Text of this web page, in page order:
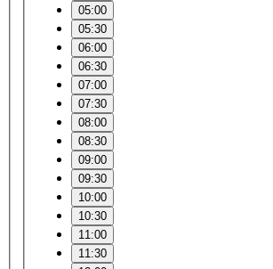
05:00
05:30
06:00
06:30
07:00
07:30
08:00
08:30
09:00
09:30
10:00
10:30
11:00
11:30